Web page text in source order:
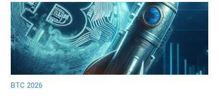
BTC 2026